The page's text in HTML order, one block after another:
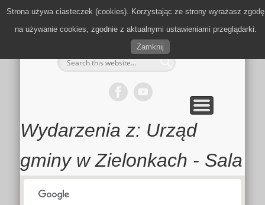
Zielonki.info
KALENDARZ
KULTURA
SPORT
MULTIMEDIA
MIEJSCA
KONTAKT
Wydarzenia z: Urząd
gminy w Zielonkach - Sala
Strona używa ciasteczek (cookies). Korzystając ze strony wyrażasz zgodę
na używanie cookies, zgodnie z aktualnymi ustawieniami przeglądarki.
Zamknij